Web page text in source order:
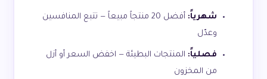
شهرياً:
أفضل 20 منتجاً مبيعاً — تتبع المنافسين
وعدّل
فصلياً: المنتجات البطيئة — اخفض السعر أو أزل
من المخزون